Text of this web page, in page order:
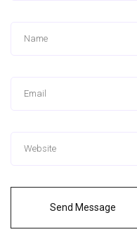
Send Message